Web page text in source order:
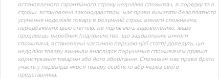
встановленого гарантійного строку недоліків споживач, в порядку та в
строки, встановлені законодавством, має право вимагати безоплатного
усунення недоліків товару в розумний строк. вимоги споживача,
передбачених цією статтею, не підлягають задоволенню, якщо
продавець, виробник (підприємство, що задовольняє вимоги
споживача, встановлені частиною першою цієї статті) доведуть, що
недоліки товару виникли внаслідок порушення споживачем правил
користування товаром або його зберігання. Споживач має право брати
участь у перевірці якості товару особисто або через свого
представника.